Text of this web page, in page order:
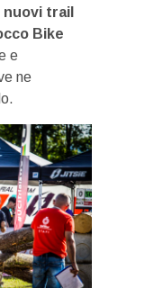
nuovi trail
Bike
e
ne